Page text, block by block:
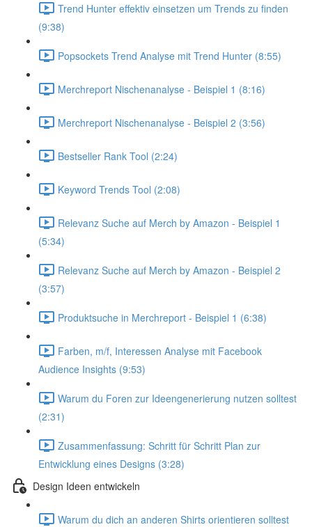
Trend Hunter effektiv einsetzen um Trends zu finden
(9:38)
Popsockets Trend Analyse mit Trend Hunter (8:55)
Merchreport Nischenanalyse - Beispiel 1 (8:16)
Merchreport Nischenanalyse - Beispiel 2 (3:56)
Bestseller Rank Tool (2:24)
Keyword Trends Tool (2:08)
Relevanz Suche auf Merch by Amazon - Beispiel 1
(5:34)
Relevanz Suche auf Merch by Amazon - Beispiel 2
(3:57)
Produktsuche in Merchreport - Beispiel 1 (6:38)
Farben, m/f, Interessen Analyse mit Facebook
Audience Insights (9:53)
Warum du Foren zur Ideengenerierung nutzen solltest
(2:31)
Zusammenfassung: Schritt für Schritt Plan zur
Entwicklung eines Designs (3:28)
Design Ideen entwickeln
Warum du dich an anderen Shirts orientieren solltest